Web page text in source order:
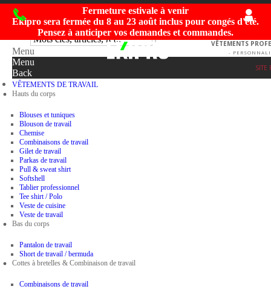
Fermeture estivale à venir
Ekipro sera fermée du 8 au 23 août inclus pour congés d'été.
Pensez à anticiper vos demandes et commandes.
VÊTEMENTS
-
SITE
Menu
Menu
Back
VÊTEMENTS DE TRAVAIL
Hauts du corps
Blouses et tuniques
Blouson de travail
Chemise
Combinaisons de travail
Gilet de travail
Parkas de travail
Pull & sweat shirt
Softshell
Tablier professionnel
Tee shirt / Polo
Veste de cuisine
Veste de travail
Bas du corps
Pantalon de travail
Short de travail / bermuda
Cottes à bretelles & Combinaison de travail
Combinaisons de travail